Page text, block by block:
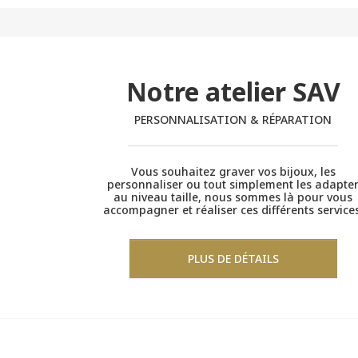
Notre atelier SAV
PERSONNALISATION & RÉPARATION
Vous souhaitez graver vos bijoux, les
personnaliser ou tout simplement les
au niveau taille, nous sommes là pour vous
accompagner et réaliser ces différents
PLUS DE DÉTAILS